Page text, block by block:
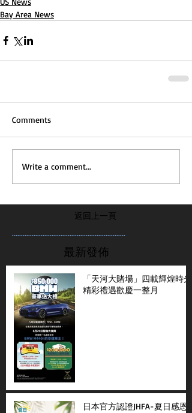
Bay Area News
Comments
Write a comment...
返回上一頁
...............................................................
最新發佈
「天河大賭場」四載輝煌時光
精彩禮遇歡慶一整月
日本官方認證JHFA-夏日感恩